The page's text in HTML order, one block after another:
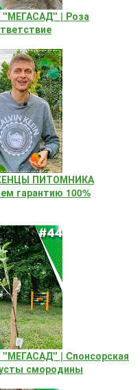
| Роза
ПИТОМНИКА
гарантию 100%
| Cпонсорская
смородины